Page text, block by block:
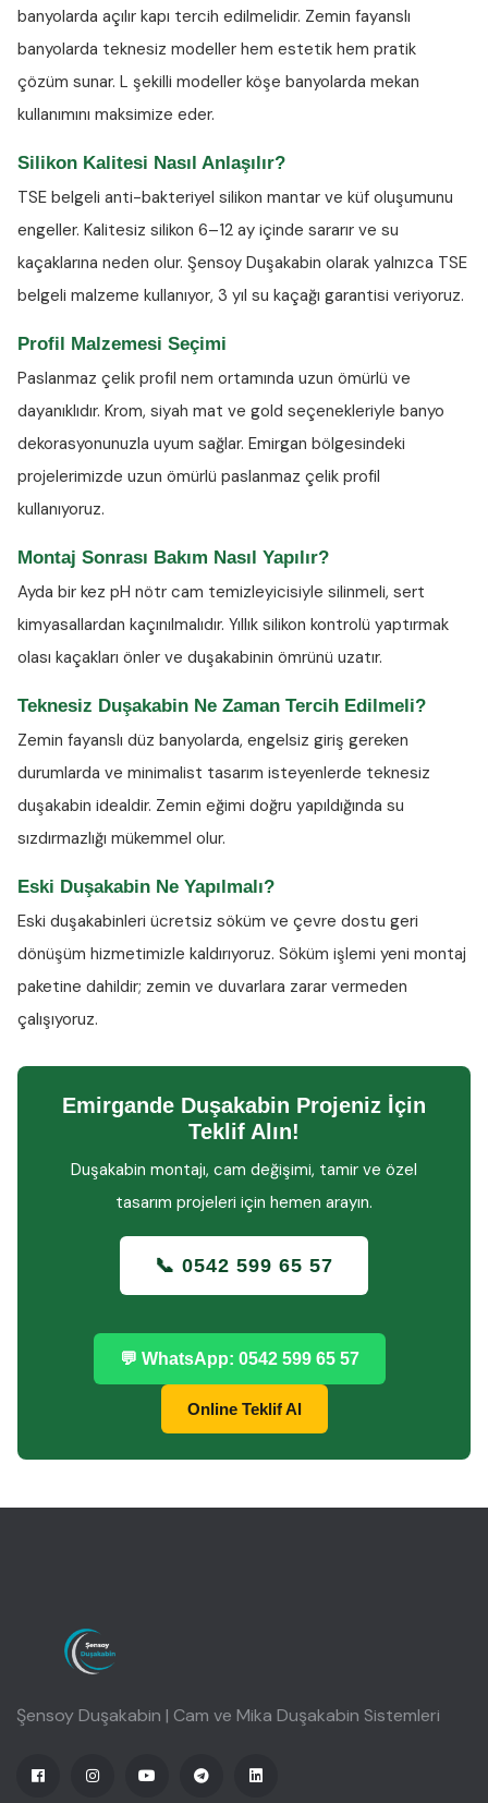
banyolarda açılır kapı tercih edilmelidir. Zemin fayanslı
banyolarda teknesiz modeller hem estetik hem pratik
çözüm sunar. L şekilli modeller köşe banyolarda mekan
kullanımını maksimize eder.
Silikon Kalitesi Nasıl Anlaşılır?
TSE belgeli anti-bakteriyel silikon mantar ve küf oluşumunu
engeller. Kalitesiz silikon 6–12 ay içinde sararır ve su
kaçaklarına neden olur. Şensoy Duşakabin olarak yalnızca TSE
belgeli malzeme kullanıyor, 3 yıl su kaçağı garantisi veriyoruz.
Profil Malzemesi Seçimi
Paslanmaz çelik profil nem ortamında uzun ömürlü ve
dayanıklıdır. Krom, siyah mat ve gold seçenekleriyle banyo
dekorasyonunuzla uyum sağlar. Emirgan bölgesindeki
projelerimizde uzun ömürlü paslanmaz çelik profil
kullanıyoruz.
Montaj Sonrası Bakım Nasıl Yapılır?
Ayda bir kez pH nötr cam temizleyicisiyle silinmeli, sert
kimyasallardan kaçınılmalıdır. Yıllık silikon kontrolü yaptırmak
olası kaçakları önler ve duşakabinin ömrünü uzatır.
Teknesiz Duşakabin Ne Zaman Tercih Edilmeli?
Zemin fayanslı düz banyolarda, engelsiz giriş gereken
durumlarda ve minimalist tasarım isteyenlerde teknesiz
duşakabin idealdir. Zemin eğimi doğru yapıldığında su
sızdırmazlığı mükemmel olur.
Eski Duşakabin Ne Yapılmalı?
Eski duşakabinleri ücretsiz söküm ve çevre dostu geri
dönüşüm hizmetimizle kaldırıyoruz. Söküm işlemi yeni montaj
paketine dahildir; zemin ve duvarlara zarar vermeden
çalışıyoruz.
Emirgande Duşakabin Projeniz İçin
Teklif Alın!
Duşakabin montajı, cam değişimi, tamir ve özel
tasarım projeleri için hemen arayın.
📞 0542 599 65 57
💬 WhatsApp: 0542 599 65 57
Online Teklif Al
Şensoy Duşakabin | Cam ve Mika Duşakabin Sistemleri